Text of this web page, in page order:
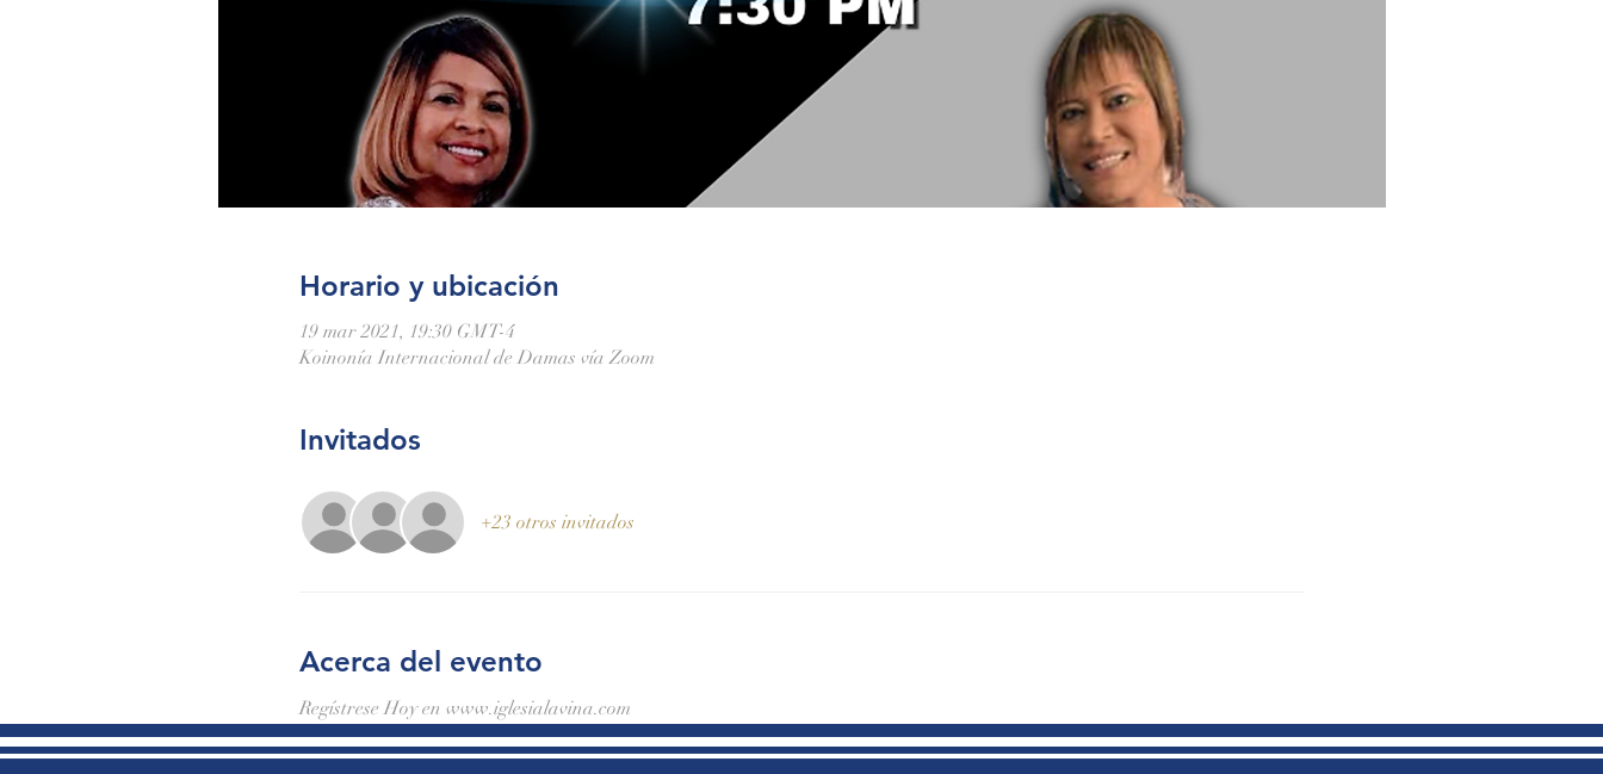
Horario y ubicación
19 mar 2021, 19:30 GMT-4
Koinonía Internacional de Damas vía Zoom
Invitados
+23 otros invitados
Acerca del evento
Regístrese Hoy en www.iglesialavina.com